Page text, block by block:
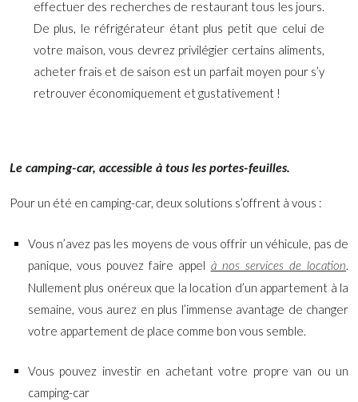
effectuer des recherches de restaurant tous les jours.
De plus, le réfrigérateur étant plus petit que celui de
votre maison, vous devrez privilégier certains aliments,
acheter frais et de saison est un parfait moyen pour s’y
retrouver économiquement et gustativement !
Le camping-car, accessible à tous les portes-feuilles.
Pour un été en camping-car, deux solutions s’offrent à vous :
Vous n’avez pas les moyens de vous offrir un véhicule, pas de
panique, vous pouvez faire appel à nos services de location.
Nullement plus onéreux que la location d’un appartement à la
semaine, vous aurez en plus l’immense avantage de changer
votre appartement de place comme bon vous semble.
Vous pouvez investir en achetant votre propre van ou un
camping-car